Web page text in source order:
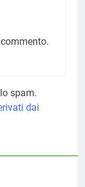
spam.
dai